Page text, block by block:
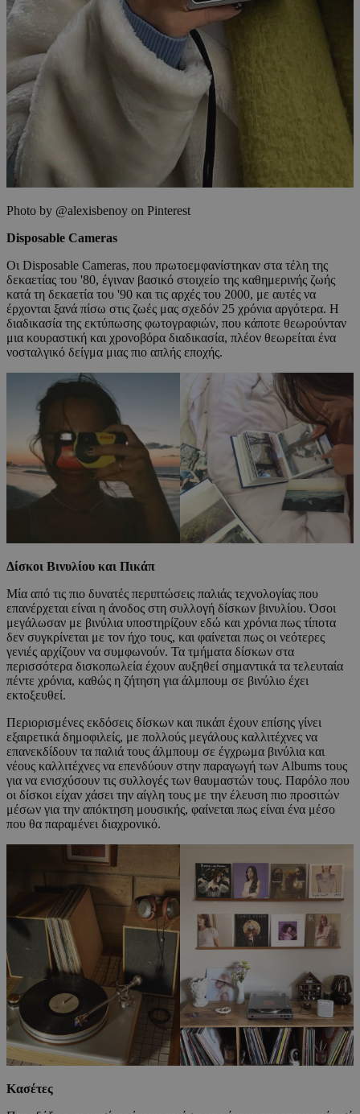
Photo by @alexisbenoy on Pinterest
Disposable Cameras
Οι Disposable Cameras, που πρωτοεμφανίστηκαν στα τέλη της
δεκαετίας του '80, έγιναν βασικό στοιχείο της καθημερινής ζωής
κατά τη δεκαετία του '90 και τις αρχές του 2000, με αυτές να
έρχονται ξανά πίσω στις ζωές μας σχεδόν 25 χρόνια αργότερα. Η
διαδικασία της εκτύπωσης φωτογραφιών, που κάποτε θεωρούνταν
μια κουραστική και χρονοβόρα διαδικασία, πλέον θεωρείται ένα
νοσταλγικό δείγμα μιας πιο απλής εποχής.
Δίσκοι Βινυλίου και Πικάπ
Μία από τις πιο δυνατές περιπτώσεις παλιάς τεχνολογίας που
επανέρχεται είναι η άνοδος στη συλλογή δίσκων βινυλίου. Όσοι
μεγάλωσαν με βινύλια υποστηρίζουν εδώ και χρόνια πως τίποτα
δεν συγκρίνεται με τον ήχο τους, και φαίνεται πως οι νεότερες
γενιές αρχίζουν να συμφωνούν. Τα τμήματα δίσκων στα
περισσότερα δισκοπωλεία έχουν αυξηθεί σημαντικά τα τελευταία
πέντε χρόνια, καθώς η ζήτηση για άλμπουμ σε βινύλιο έχει
εκτοξευθεί.
Περιορισμένες εκδόσεις δίσκων και πικάπ έχουν επίσης γίνει
εξαιρετικά δημοφιλείς, με πολλούς μεγάλους καλλιτέχνες να
επανεκδίδουν τα παλιά τους άλμπουμ σε έγχρωμα βινύλια και
νέους καλλιτέχνες να επενδύουν στην παραγωγή των Albums τους
για να ενισχύσουν τις συλλογές των θαυμαστών τους. Παρόλο που
οι δίσκοι είχαν χάσει την αίγλη τους με την έλευση πιο προσιτών
μέσων για την απόκτηση μουσικής, φαίνεται πως είναι ένα μέσο
που θα παραμένει διαχρονικό.
Κασέτες